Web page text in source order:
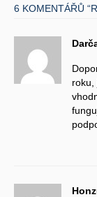
6 KOMENTÁŘŮ
roku,